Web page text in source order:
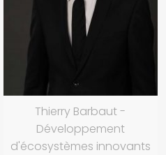
Thierry Barbaut -
Développement
d'écosystèmes innovants